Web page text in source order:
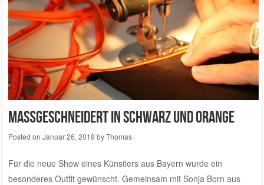
Maßgeschneidert in Schwarz und Orange
Posted on Januar 26, 2019 byThomas
Für die neue Show eines Künstlers aus Bayern wurde ein
besonderes Outfit gewünscht. Gemeinsam mit Sonja Born aus